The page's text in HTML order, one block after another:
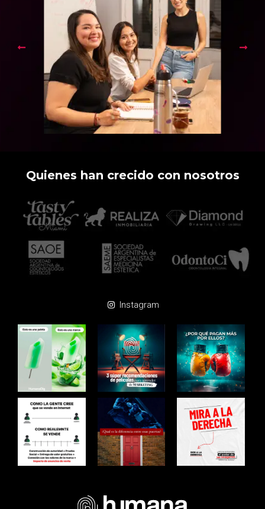
Quienes han crecido con nosotros
Instagram